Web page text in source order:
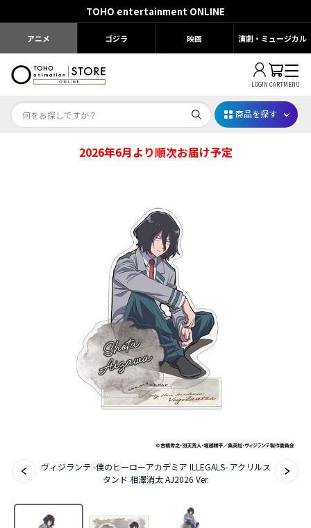
TOHO entertainment ONLINE
アニメ ゴジラ 映画 演劇・ミュージカル
LOGIN CARTMENU
薬屋のひとりごと 夏の園遊会2026
アニメ『僕のヒーローアカデミア』10周年
ハイキュー!!ジャージ＆ユニフォーム
『ふつつかな悪女ではございますが ～雛宮蝶鼠と
商品を探す
2026年6月より順次お届け予定
ヴィジランテ -僕のヒーローアカデミア ILLEGALS- アクリルス
タンド 相澤消太 AJ2026 Ver.